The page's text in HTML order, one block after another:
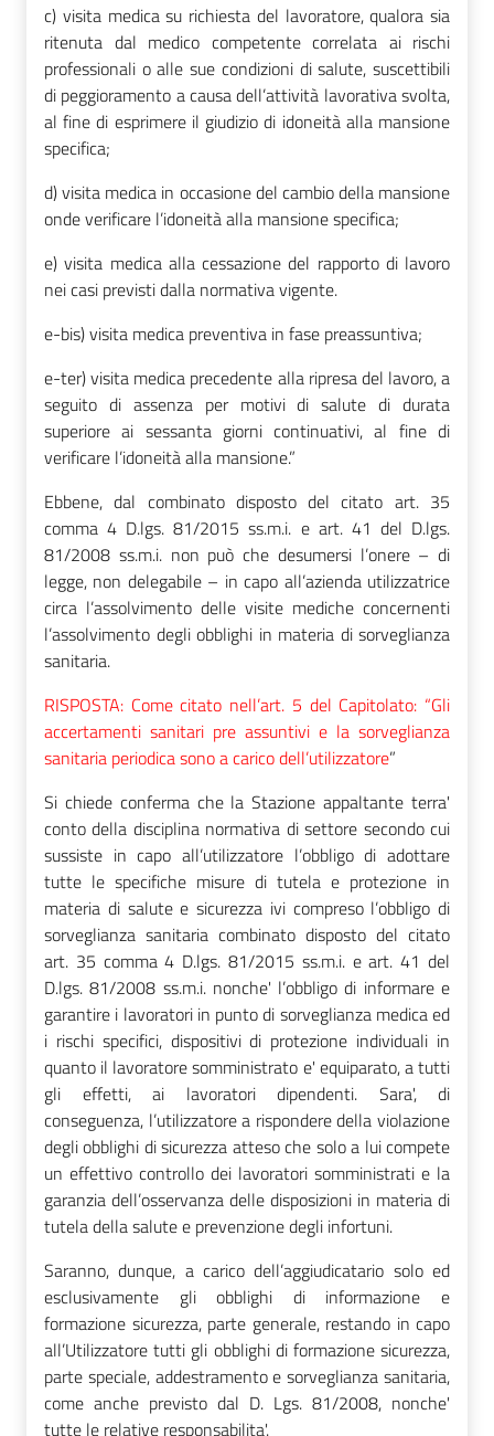
c) visita medica su richiesta del lavoratore, qualora sia
ritenuta dal medico competente correlata ai rischi
professionali o alle sue condizioni di salute, suscettibili
di peggioramento a causa dell’attività lavorativa svolta,
al fine di esprimere il giudizio di idoneità alla mansione
specifica;
d) visita medica in occasione del cambio della mansione
onde verificare l’idoneità alla mansione specifica;
e) visita medica alla cessazione del rapporto di lavoro
nei casi previsti dalla normativa vigente.
e-bis) visita medica preventiva in fase preassuntiva;
e-ter) visita medica precedente alla ripresa del lavoro, a
seguito di assenza per motivi di salute di durata
superiore ai sessanta giorni continuativi, al fine di
verificare l’idoneità alla mansione.”
Ebbene, dal combinato disposto del citato art. 35
comma 4 D.lgs. 81/2015 ss.m.i. e art. 41 del D.lgs.
81/2008 ss.m.i. non può che desumersi l’onere – di
legge, non delegabile – in capo all’azienda utilizzatrice
circa l’assolvimento delle visite mediche concernenti
l’assolvimento degli obblighi in materia di sorveglianza
sanitaria.
RISPOSTA: Come citato nell’art. 5 del Capitolato: “Gli
accertamenti sanitari pre assuntivi e la sorveglianza
sanitaria periodica sono a carico dell’utilizzatore”
Si chiede conferma che la Stazione appaltante terra'
conto della disciplina normativa di settore secondo cui
sussiste in capo all’utilizzatore l’obbligo di adottare
tutte le specifiche misure di tutela e protezione in
materia di salute e sicurezza ivi compreso l’obbligo di
sorveglianza sanitaria combinato disposto del citato
art. 35 comma 4 D.lgs. 81/2015 ss.m.i. e art. 41 del
D.lgs. 81/2008 ss.m.i. nonche' l’obbligo di informare e
garantire i lavoratori in punto di sorveglianza medica ed
i rischi specifici, dispositivi di protezione individuali in
quanto il lavoratore somministrato e' equiparato, a tutti
gli effetti, ai lavoratori dipendenti. Sara', di
conseguenza, l’utilizzatore a rispondere della violazione
degli obblighi di sicurezza atteso che solo a lui compete
un effettivo controllo dei lavoratori somministrati e la
garanzia dell’osservanza delle disposizioni in materia di
tutela della salute e prevenzione degli infortuni.
Saranno, dunque, a carico dell’aggiudicatario solo ed
esclusivamente gli obblighi di informazione e
formazione sicurezza, parte generale, restando in capo
all’Utilizzatore tutti gli obblighi di formazione sicurezza,
parte speciale, addestramento e sorveglianza sanitaria,
come anche previsto dal D. Lgs. 81/2008, nonche'
tutte le relative responsabilita'.